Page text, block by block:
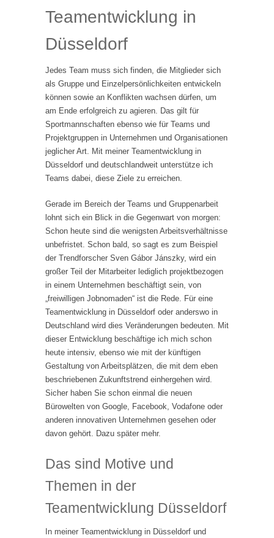
Teamentwicklung in
Düsseldorf
Jedes Team muss sich finden, die Mitglieder sich
als Gruppe und Einzelpersönlichkeiten entwickeln
können sowie an Konflikten wachsen dürfen, um
am Ende erfolgreich zu agieren. Das gilt für
Sportmannschaften ebenso wie für Teams und
Projektgruppen in Unternehmen und Organisationen
jeglicher Art. Mit meiner Teamentwicklung in
Düsseldorf und deutschlandweit unterstütze ich
Teams dabei, diese Ziele zu erreichen.
Gerade im Bereich der Teams und Gruppenarbeit
lohnt sich ein Blick in die Gegenwart von morgen:
Schon heute sind die wenigsten Arbeitsverhältnisse
unbefristet. Schon bald, so sagt es zum Beispiel
der Trendforscher Sven Gábor Jánszky, wird ein
großer Teil der Mitarbeiter lediglich projektbezogen
in einem Unternehmen beschäftigt sein, von
„freiwilligen Jobnomaden“ ist die Rede. Für eine
Teamentwicklung in Düsseldorf oder anderswo in
Deutschland wird dies Veränderungen bedeuten. Mit
dieser Entwicklung beschäftige ich mich schon
heute intensiv, ebenso wie mit der künftigen
Gestaltung von Arbeitsplätzen, die mit dem eben
beschriebenen Zukunftstrend einhergehen wird.
Sicher haben Sie schon einmal die neuen
Bürowelten von Google, Facebook, Vodafone oder
anderen innovativen Unternehmen gesehen oder
davon gehört. Dazu später mehr.
Das sind Motive und
Themen in der
Teamentwicklung Düsseldorf
In meiner Teamentwicklung in Düsseldorf und